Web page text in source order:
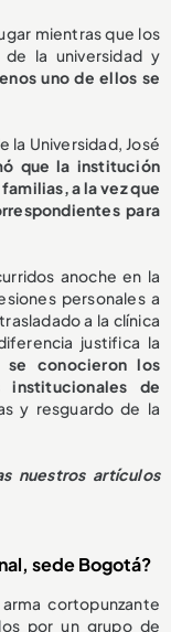
mientras que los
de la universidad y
uno de ellos se
la Universidad, José
que la institución
a la vez que
para
anoche en la
personales a
a la clínica
justifica la
conocieron los
de
y resguardo de la
nuestros artículos
sede Bogotá?
cortopunzante
por un grupo de